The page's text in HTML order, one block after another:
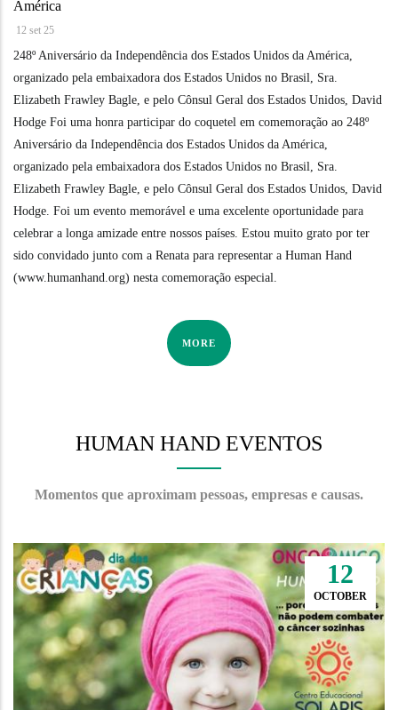
América
12 set 25
248º Aniversário da Independência dos Estados Unidos da América,
organizado pela embaixadora dos Estados Unidos no Brasil, Sra.
Elizabeth Frawley Bagle, e pelo Cônsul Geral dos Estados Unidos, David
Hodge Foi uma honra participar do coquetel em comemoração ao 248º
Aniversário da Independência dos Estados Unidos da América,
organizado pela embaixadora dos Estados Unidos no Brasil, Sra.
Elizabeth Frawley Bagle, e pelo Cônsul Geral dos Estados Unidos, David
Hodge. Foi um evento memorável e uma excelente oportunidade para
celebrar a longa amizade entre nossos países. Estou muito grato por ter
sido convidado junto com a Renata para representar a Human Hand
(www.humanhand.org) nesta comemoração especial.
MORE
HUMAN HAND EVENTOS
Momentos que aproximam pessoas, empresas e causas.
2
APRIL